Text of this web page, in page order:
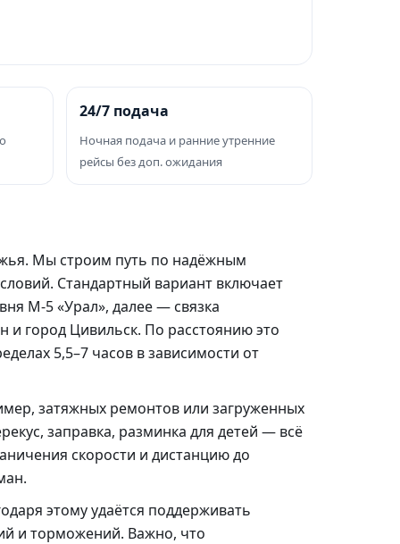
24/7 подача
Ночная подача и ранние утренние
рейсы без доп. ожидания
Мы строим путь по надёжным
Стандартный вариант включает
М‑5 «Урал», далее — связка
и город Цивильск. По расстоянию это
5,5–7 часов в зависимости от
затяжных ремонтов или загруженных
заправка, разминка для детей — всё
скорости и дистанцию до
этому удаётся поддерживать
и торможений. Важно, что